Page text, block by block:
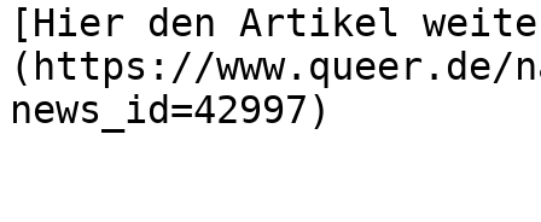
[Hier den Artikel
(https://www.queer.de/
news_id=42997)